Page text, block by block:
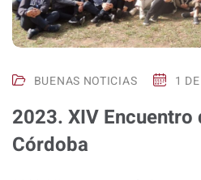
BUENAS NOTICIAS 1
2023. XIV
Córdoba